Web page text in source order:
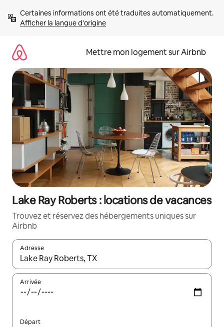
directement
Afficher la langue d'origine
Mettre mon logement sur Airbnb
Lake Ray Roberts : locations de vacances
Trouvez et réservez des hébergements uniques sur
Airbnb
Adresse
Lorsque les résultats s'affichent, utilisez les flèches vers le
Arrivée
Départ